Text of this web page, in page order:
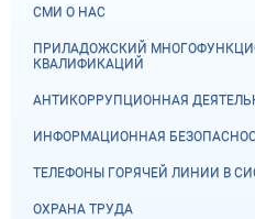
СМИ О НАС
ПРИЛАДОЖСКИЙ
КВАЛИФИКАЦИЙ
АНТИКОРРУПЦИОННАЯ
ИНФОРМАЦИОННАЯ
ТЕЛЕФОНЫ ГОРЯЧЕЙ ЛИНИИ В
ОХРАНА ТРУДА